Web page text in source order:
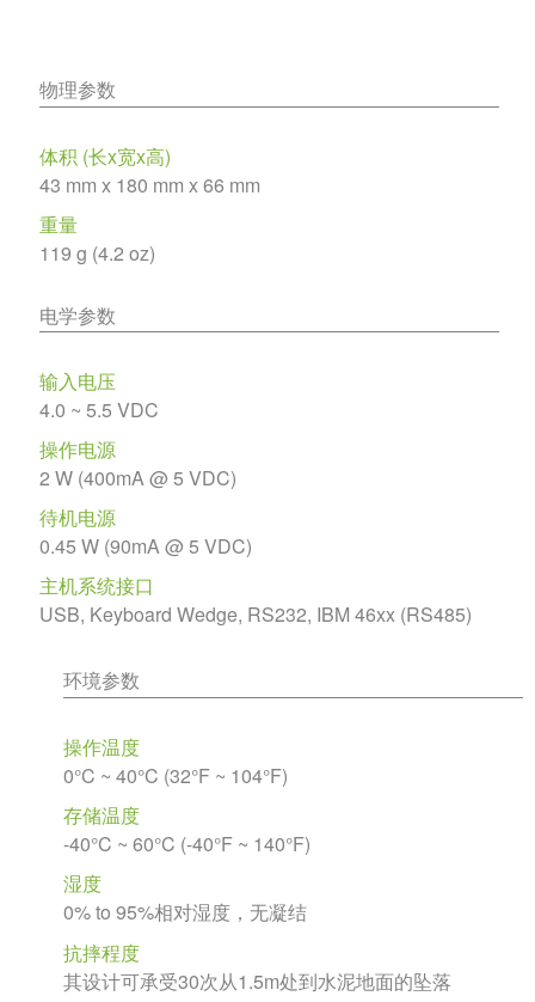
物理参数
体积 (长x宽x高)
43 mm x 180 mm x 66 mm
重量
119 g (4.2 oz)
电学参数
输入电压
4.0 ~ 5.5 VDC
操作电源
2 W (400mA @ 5 VDC)
待机电源
0.45 W (90mA @ 5 VDC)
主机系统接口
USB, Keyboard Wedge, RS232, IBM 46xx (RS485)
环境参数
操作温度
0°C ~ 40°C (32°F ~ 104°F)
存储温度
-40°C ~ 60°C (-40°F ~ 140°F)
湿度
0% to 95%相对湿度，无凝结
抗摔程度
其设计可承受30次从1.5m处到水泥地面的坠落